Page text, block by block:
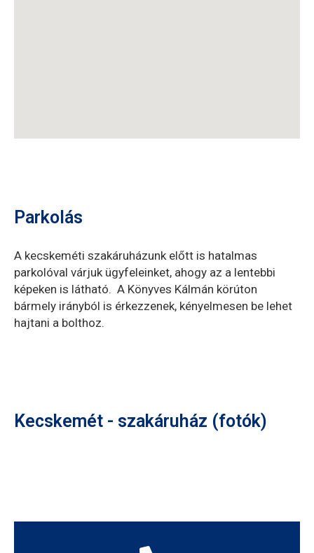
Parkolás
A kecskeméti szakáruházunk előtt is hatalmas
parkolóval várjuk ügyfeleinket, ahogy az a lentebbi
képeken is látható. A Könyves Kálmán körúton
bármely irányból is érkezzenek, kényelmesen be lehet
hajtani a bolthoz.
Kecskemét - szakáruház (fotók)